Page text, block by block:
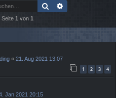
Suche
Seite 1 von 1
« 21. Aug 2021 13:07
1 2 3 4
Jan 2021 20:15